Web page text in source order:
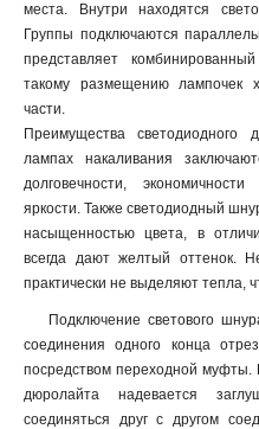
места. Внутри находятся
Группы подключаются
представляет
такому размещению лампочек
части.
Преимущества
лампах накаливания
долговечности,
яркости. Также светодиодный
насыщенностью цвета, в
всегда дают желтый оттенок.
практически не выделяют тепла,
Подключение светового
соединения одного конца
посредством переходной
дюролайта надевается
соединяться друг с другом